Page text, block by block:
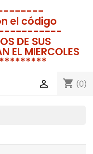
el código
DE SUS
EL MIERCOLES
shopping_cart (0)
